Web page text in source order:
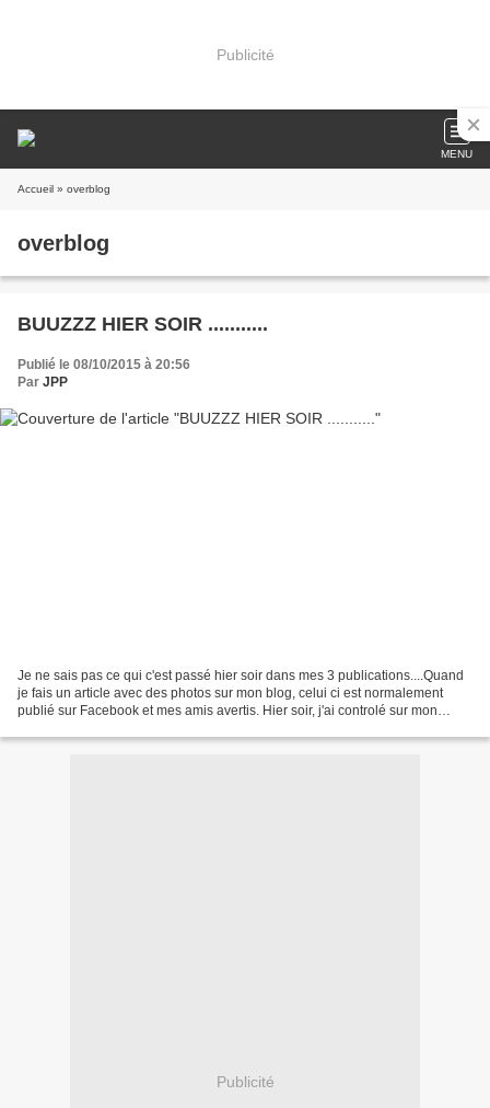
Publicité
MENU
Accueil » overblog
overblog
BUUZZZ HIER SOIR ...........
Publié le 08/10/2015 à 20:56
Par JPP
Je ne sais pas ce qui c'est passé hier soir dans mes 3 publications....Quand
je fais un article avec des photos sur mon blog, celui ci est normalement
publié sur Facebook et mes amis avertis. Hier soir, j'ai controlé sur mon
Publicité